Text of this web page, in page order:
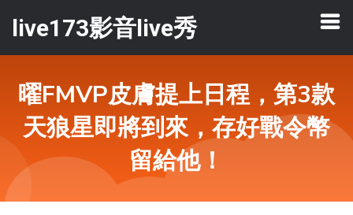
live173影音live秀
曜FMVP皮膚提上日程，第3款
天狼星即將到來，存好戰令幣
留給他！